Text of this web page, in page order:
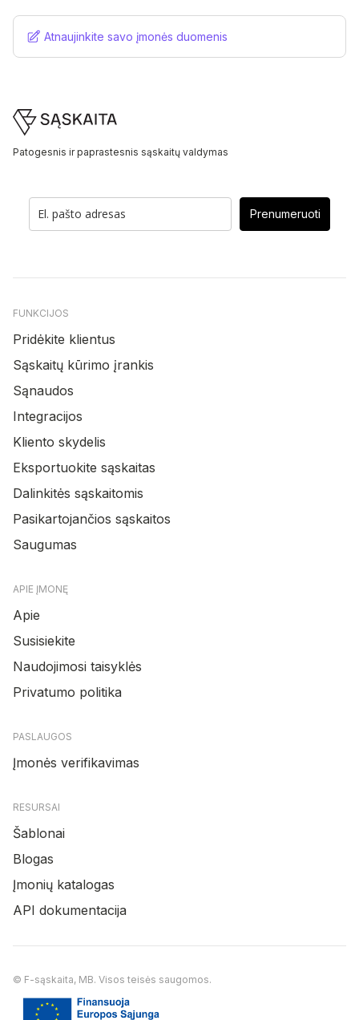
Atnaujinkite savo įmonės duomenis
Footer
Patogesnis ir paprastesnis sąskaitų valdymas
Prenumeruoti
FUNKCIJOS
Pridėkite klientus
Sąskaitų kūrimo įrankis
Sąnaudos
Integracijos
Kliento skydelis
Eksportuokite sąskaitas
Dalinkitės sąskaitomis
Pasikartojančios sąskaitos
Saugumas
APIE ĮMONĘ
Apie
Susisiekite
Naudojimosi taisyklės
Privatumo politika
PASLAUGOS
Įmonės verifikavimas
RESURSAI
Šablonai
Blogas
Įmonių katalogas
API dokumentacija
© F-sąskaita, MB. Visos teisės saugomos.